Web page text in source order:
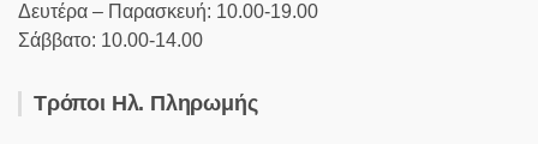
Δευτέρα – Παρασκευή: 10.00-19.00
Σάββατο: 10.00-14.00
Τρόποι Ηλ. Πληρωμής